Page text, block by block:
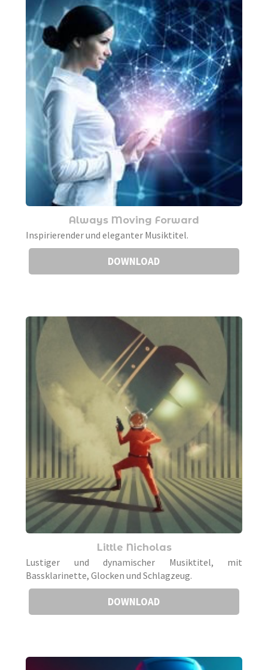
Always Moving Forward
Inspirierender und eleganter Musiktitel.
DOWNLOAD
Little Nicholas
Lustiger und dynamischer Musiktitel, mit
Bassklarinette, Glocken und Schlagzeug.
DOWNLOAD